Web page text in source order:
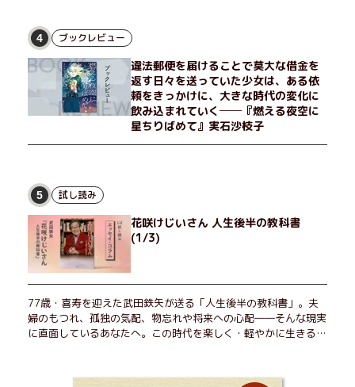
恵弥は、まるで影のような存在の博士とまみえることはできるの
か？ そして、唄の歌詞「かたむくマリア」に込められた秘密と
は？ 謎めいたラストが鮮烈な余韻を残すシリーズ第四作！
4 ブックレビュー
違法郵便を届けることで莫大な借金を
返す日々を送っていた少女は、ある依
頼をきっかけに、大きな時代の変化に
飲み込まれていく──『燃える夜空に
星ちりばめて』実石沙枝子
5 試し読み
花咲けじいさん 人生後半の教科書
(1/3)
77歳・喜寿を迎えた武田鉄矢が送る「人生後半の教科書」。夫
婦のもつれ、孤独の気配、物忘れや将来への心配――そんな現実
に直面しているあなたへ。この時代を楽しく・軽やかに生きるヒ
ら！ 読むだけで前向きになれる一冊。